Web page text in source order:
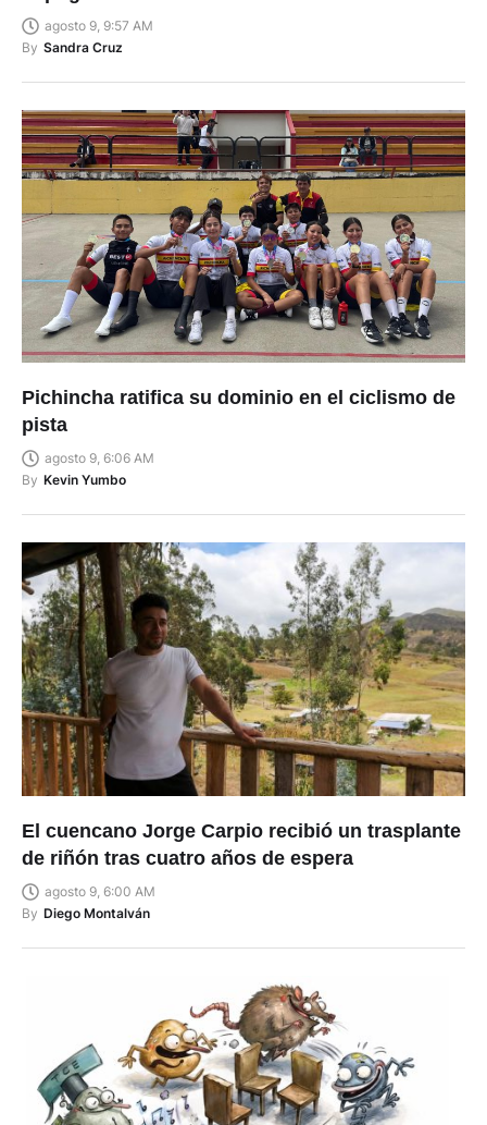
agosto 9, 9:57 AM
By Sandra Cruz
Pichincha ratifica su dominio en el ciclismo de
pista
agosto 9, 6:06 AM
By Kevin Yumbo
El cuencano Jorge Carpio recibió un trasplante
de riñón tras cuatro años de espera
agosto 9, 6:00 AM
By Diego Montalván